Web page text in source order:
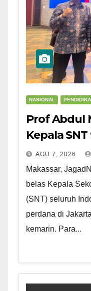
NASIONAL
Prof Abdul
Kepala
AGU 7, 2026
Makassar,
belas Kepala
(SNT) seluruh
perdana di
kemarin. Para...